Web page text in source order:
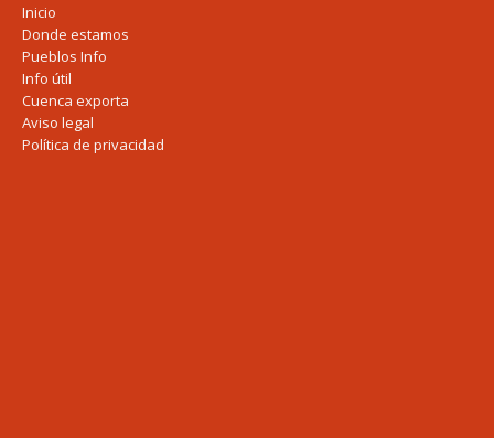
Inicio
Donde estamos
Pueblos Info
Info útil
Cuenca exporta
Aviso legal
Política de privacidad